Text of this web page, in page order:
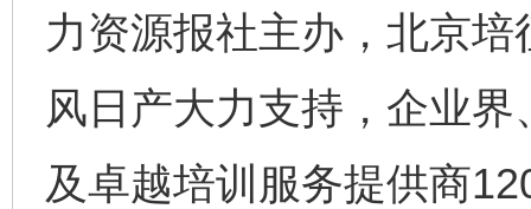
力资源报社主办，北京
风日产大力支持，企业
及卓越培训服务提供商